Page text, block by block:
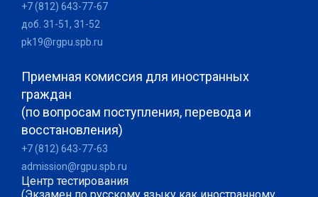
+7 (812) 643-77-67
доб. 31-51, 31-52
pk19@rgpu.spb.ru
Приемная комиссия для иностранных
граждан
(по вопросам поступления, перевода и
восстановления)
+7 (812) 643-77-63
admission@rgpu.spb.ru
Центр тестирования